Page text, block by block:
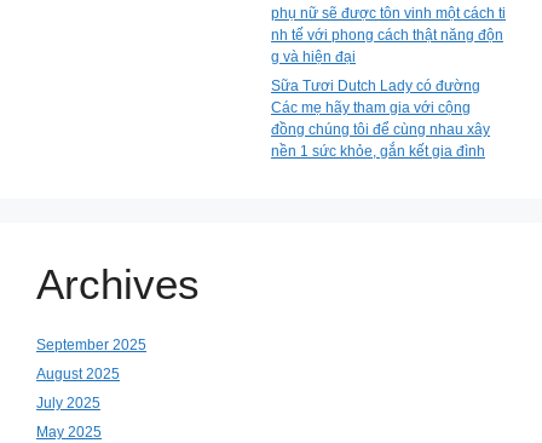
phụ nữ sẽ được tôn vinh một cách ti
nh tế với phong cách thật năng độn
g và hiện đại
Sữa Tươi Dutch Lady có đường
Các mẹ hãy tham gia với cộng
đồng chúng tôi để cùng nhau xây
nền 1 sức khỏe, gắn kết gia đình
Archives
September 2025
August 2025
July 2025
May 2025